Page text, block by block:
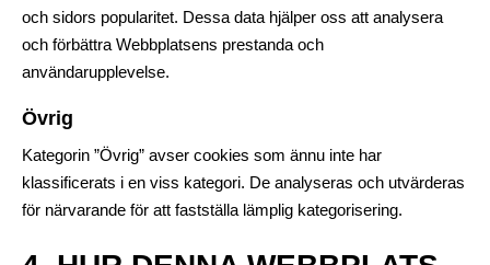
och sidors popularitet. Dessa data hjälper oss att analysera
och förbättra Webbplatsens prestanda och
användarupplevelse.
Övrig
Kategorin ”Övrig” avser cookies som ännu inte har
klassificerats i en viss kategori. De analyseras och utvärderas
för närvarande för att fastställa lämplig kategorisering.